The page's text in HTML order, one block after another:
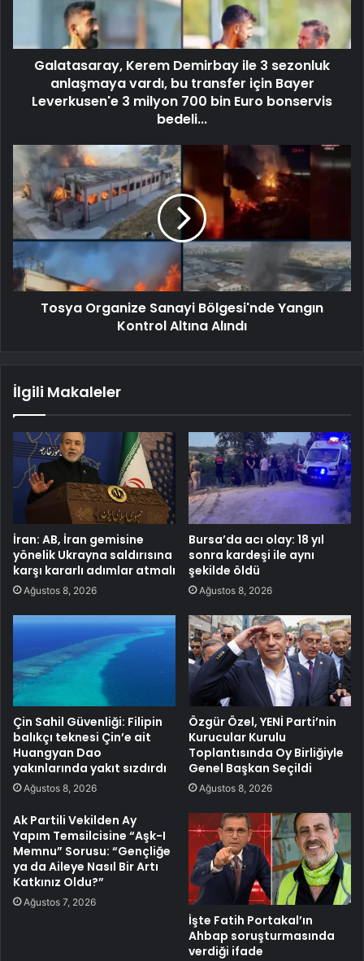
Galatasaray, Kerem Demirbay ile 3 sezonluk
anlaşmaya vardı, bu transfer için Bayer
Leverkusen'e 3 milyon 700 bin Euro bonservis
bedeli...
Tosya Organize Sanayi Bölgesi'nde Yangın
Kontrol Altına Alındı
İlgili Makaleler
İran: AB, İran gemisine
yönelik Ukrayna saldırısına
karşı kararlı adımlar atmalı
Ağustos 8, 2026
Bursa’da acı olay: 18 yıl
sonra kardeşi ile aynı
şekilde öldü
Ağustos 8, 2026
Çin Sahil Güvenliği: Filipin
balıkçı teknesi Çin’e ait
Huangyan Dao
yakınlarında yakıt sızdırdı
Ağustos 8, 2026
Özgür Özel, YENİ Parti’nin
Kurucular Kurulu
Toplantısında Oy Birliğiyle
Genel Başkan Seçildi
Ağustos 8, 2026
Ak Partili Vekilden Ay
Yapım Temsilcisine “Aşk-I
Memnu” Sorusu: “Gençliğe
ya da Aileye Nasıl Bir Artı
Katkınız Oldu?”
Ağustos 7, 2026
İşte Fatih Portakal’ın
Ahbap soruşturmasında
verdiği ifade